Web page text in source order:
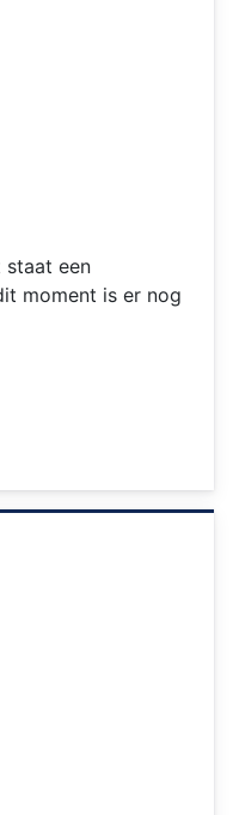
staat een
moment is er nog